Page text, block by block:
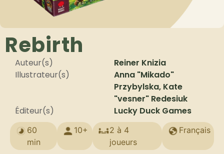
Rebirth
Auteur(s)
Reiner Knizia
Illustrateur(s)
Anna "Mikado"
Przybylska, Kate
"vesner" Redesiuk
Éditeur(s)
Lucky Duck Games
60
min
10+
2 à 4
joueurs
Français